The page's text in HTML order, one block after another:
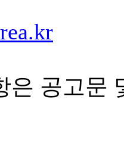
공고문